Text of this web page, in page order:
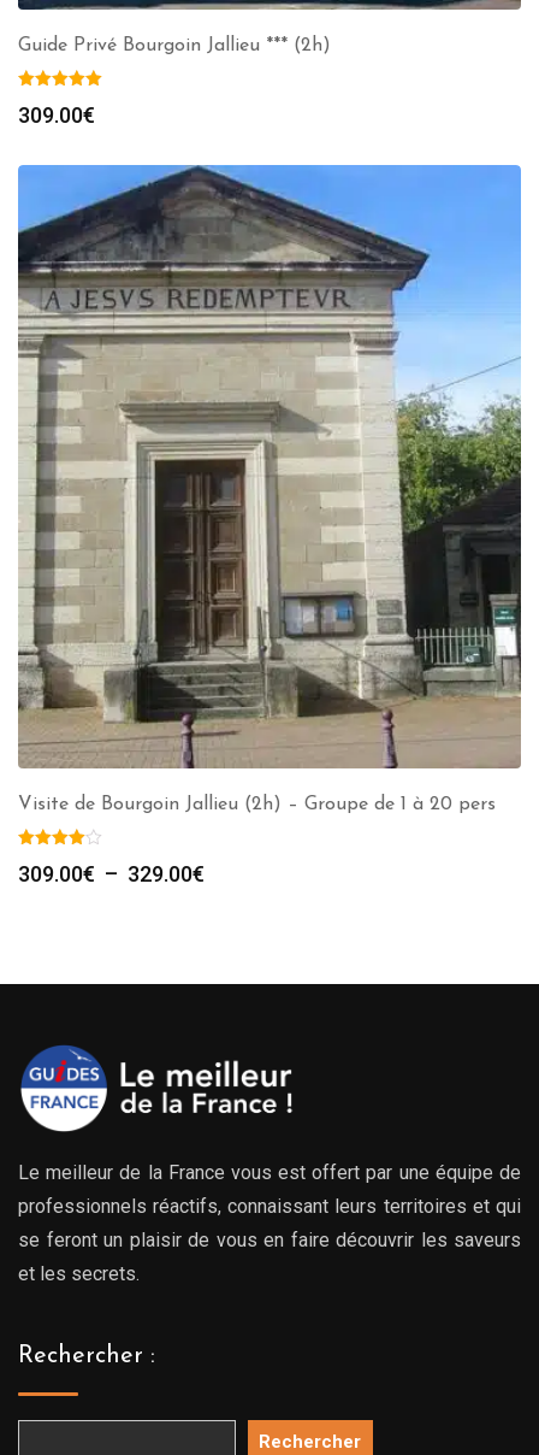
Guide Privé Bourgoin Jallieu *** (2h)
309.00€
Visite de Bourgoin Jallieu (2h) – Groupe de 1 à 20 pers
309.00€ – 329.00€
à
Le meilleur de la France vous est offert par une équipe de
professionnels réactifs, connaissant leurs territoires et qui
se feront un plaisir de vous en faire découvrir les saveurs
et les secrets.
Rechercher :
Rechercher